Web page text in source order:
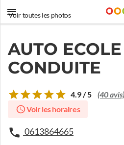
Voir toutes les photos
AUTO
CONDUITE
4.9 / 5 (40 avis)
Voir les horaires
0613864665